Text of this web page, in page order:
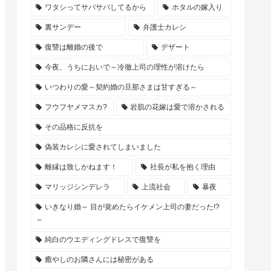
ワタシってサバサバしてるから ホタルの嫁入り
裏サンデー 弁護士カレシ
復讐は離婚の後で デザート
今夜、うちにおいで～冷徹上司の理性が溶けたら
いつわりの愛～契約婚の旦那さまは甘すぎる～
フウフヤメマスカ? 岩肌の花嫁は愛で溶かされる
その品格に反抗を
偽装カレシに愛されてしまいました
離縁は致しかねます！ 社長が私を抱く理由
マリッジシンデレラ 上流社会 暴夜
いきなり婚～ 目が覚めたらイケメン上司の妻だった!?
～
純白のウエディングドレスで復讐を
癒やしのお隣さんには秘密がある